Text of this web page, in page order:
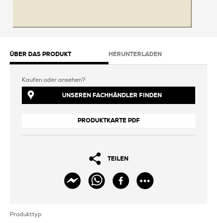
ÜBER DAS PRODUKT HERUNTERLADEN
Kaufen oder ansehen?
UNSEREN FACHHÄNDLER FINDEN
PRODUKTKARTE PDF
TEILEN
Produkttyp